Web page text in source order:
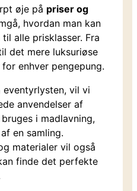
øje på priser og
hvordan man kan
alle prisklasser. Fra
det mere luksuriøse
enhver pengepung.
vil vi
anvendelser af
i madlavning,
en samling.
materialer vil også
finde det perfekte